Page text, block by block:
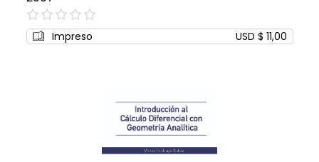
0%
Impreso USD $ 11,00